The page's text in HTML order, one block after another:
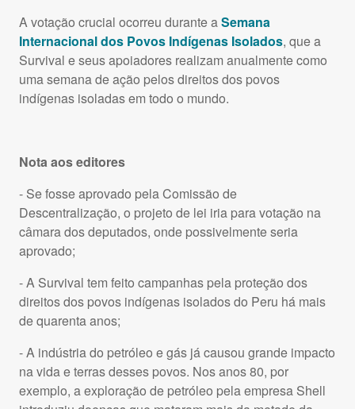
A votação crucial ocorreu durante a Semana
Internacional dos Povos Indígenas Isolados, que a
Survival e seus apoiadores realizam anualmente como
uma semana de ação pelos direitos dos povos
indígenas isoladas em todo o mundo.
Nota aos editores
- Se fosse aprovado pela Comissão de
Descentralização, o projeto de lei iria para votação na
câmara dos deputados, onde possivelmente seria
aprovado;
- A Survival tem feito campanhas pela proteção dos
direitos dos povos indígenas isolados do Peru há mais
de quarenta anos;
- A indústria do petróleo e gás já causou grande impacto
na vida e terras desses povos. Nos anos 80, por
exemplo, a exploração de petróleo pela empresa Shell